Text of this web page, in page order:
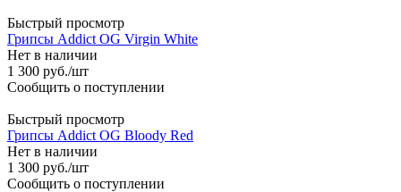
Быстрый просмотр
Грипсы Addict OG Virgin White
Нет в наличии
1 300 руб./шт
Сообщить о поступлении
Быстрый просмотр
Грипсы Addict OG Bloody Red
Нет в наличии
1 300 руб./шт
Сообщить о поступлении